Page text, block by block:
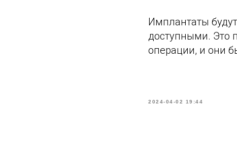
Имплантаты
доступными. Это
операции, и они
2024-04-02 19:44